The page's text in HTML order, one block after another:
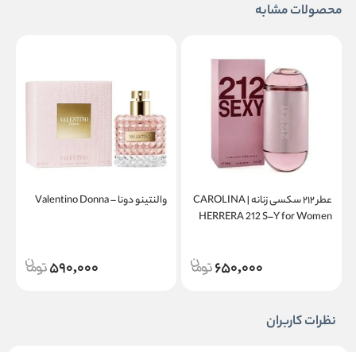
محصولات مشابه
عطر ۲۱۲ سکسی زنانه | CAROLINA
HERRERA 212 S–Y for Women
650,000
والنتینو دونا – Valentino Donna
590,000
نظرات کاربران